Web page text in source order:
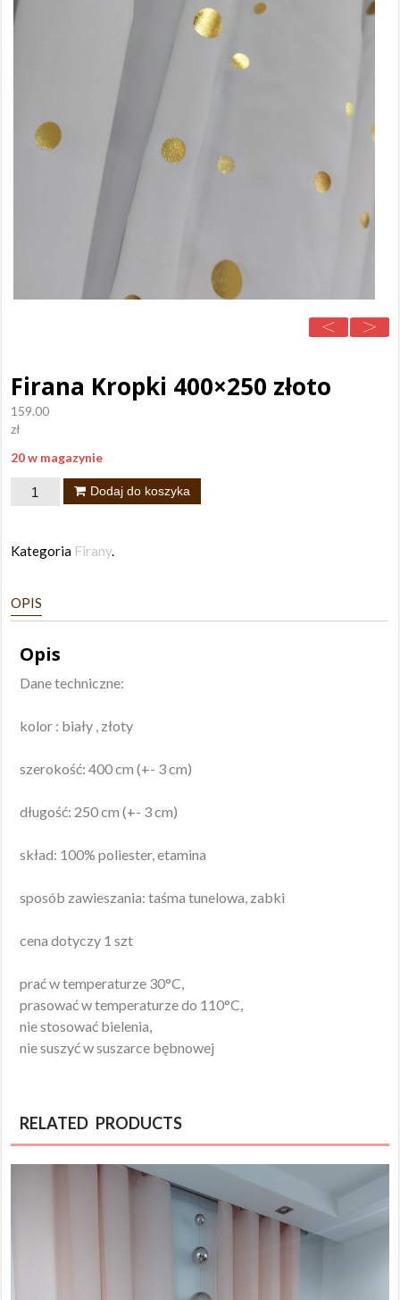
Firana Kropki 400×250 złoto
159.00
zł
20 w magazynie
ilość
400x250
Dodaj do koszyka
Kategoria Firany.
OPIS
Opis
Dane techniczne:
kolor : biały , złoty
szerokość: 400 cm (+- 3 cm)
długość: 250 cm (+- 3 cm)
skład: 100% poliester, etamina
sposób zawieszania: taśma tunelowa, zabki
cena dotyczy 1 szt
prać w temperaturze 30°C,
prasować w temperaturze do 110°C,
nie stosować bielenia,
nie suszyć w suszarce bębnowej
RELATED PRODUCTS